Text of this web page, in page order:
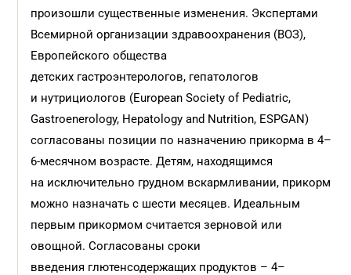
произошли существенные изменения. Экспертами
Всемирной организации здравоохранения (ВОЗ),
Европейского общества
детских гастроэнтерологов, гепатологов
и нутрициологов (European Society of Pediatric,
Gastroenerology, Hepatology and Nutrition, ESPGAN)
согласованы позиции по назначению прикорма в 4–
6-месячном возрасте. Детям, находящимся
на исключительно грудном вскармливании, прикорм
можно назначать с шести месяцев. Идеальным
первым прикормом считается зерновой или
овощной. Согласованы сроки
введения глютенсодержащих продуктов – 4–